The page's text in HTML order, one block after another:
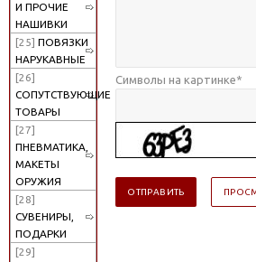
И ПРОЧИЕ
НАШИВКИ
[25] ПОВЯЗКИ
НАРУКАВНЫЕ
[26]
СОПУТСТВУЮЩИЕ
ТОВАРЫ
[27]
ПНЕВМАТИКА,
МАКЕТЫ
ОРУЖИЯ
[28]
СУВЕНИРЫ,
ПОДАРКИ
[29]
Символы на картинке*